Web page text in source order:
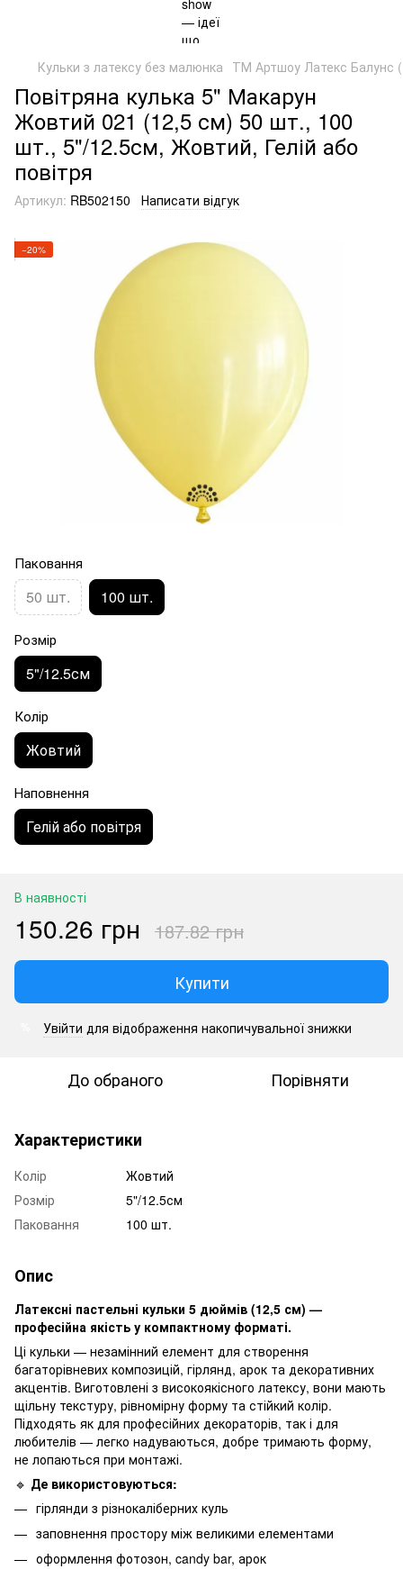
Кульки з латексу без малюнка ТМ Артшоу Латекс Балунс
Повітряна кулька 5" Макарун
Жовтий 021 (12,5 см) 50 шт., 100
шт., 5"/12.5см, Жовтий, Гелій або
повітря
Артикул: RB502150 Написати відгук
−20%
Паковання
50 шт. 100 шт.
Розмір
5"/12.5см
Колір
Жовтий
Наповнення
Гелій або повітря
В наявності
150.26 грн 187.82 грн
Купити
Увійти для відображення накопичувальної знижки
До обраного Порівняти
Характеристики
Колір
Жовтий
Розмір
5"/12.5см
Паковання
100 шт.
Опис
Латексні пастельні кульки 5 дюймів (12,5 см) —
професійна якість у компактному форматі.
Ці кульки — незамінний елемент для створення
багаторівневих композицій, гірлянд, арок та декоративних
акцентів. Виготовлені з високоякісного латексу, вони мають
щільну текстуру, рівномірну форму та стійкий колір.
Підходять як для професійних декораторів, так і для
любителів — легко надуваються, добре тримають форму,
не лопаються при монтажі.
🔹 Де використовуються:
гірлянди з різнокаліберних куль
заповнення простору між великими елементами
оформлення фотозон, candy bar, арок